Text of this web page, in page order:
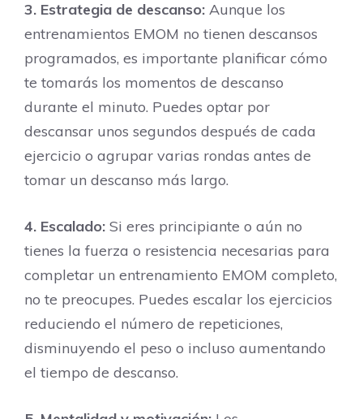
3. Estrategia de descanso: Aunque los
entrenamientos EMOM no tienen descansos
programados, es importante planificar cómo
te tomarás los momentos de descanso
durante el minuto. Puedes optar por
descansar unos segundos después de cada
ejercicio o agrupar varias rondas antes de
tomar un descanso más largo.
4. Escalado: Si eres principiante o aún no
tienes la fuerza o resistencia necesarias para
completar un entrenamiento EMOM completo,
no te preocupes. Puedes escalar los ejercicios
reduciendo el número de repeticiones,
disminuyendo el peso o incluso aumentando
el tiempo de descanso.